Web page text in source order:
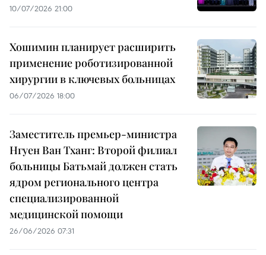
10/07/2026 21:00
Хошимин планирует расширить
применение роботизированной
хирургии в ключевых больницах
06/07/2026 18:00
Заместитель премьер-министра
Нгуен Ван Тханг: Второй филиал
больницы Батьмай должен стать
ядром регионального центра
специализированной
медицинской помощи
26/06/2026 07:31